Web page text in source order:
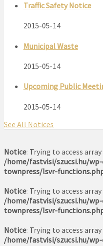
Traffic Safety Notice
2015-05-14
Municipal Waste
2015-05-14
Upcoming Public
2015-05-14
See All Notices
Notice: Trying to access
/home/fastvisi/szucsi.hu/
townpress/lsvr-
Notice: Trying to access
/home/fastvisi/szucsi.hu/
townpress/lsvr-
Notice: Trying to access
/home/fastvisi/szucsi.hu/